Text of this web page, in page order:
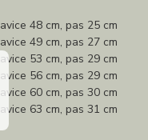
48 cm, pas 25 cm
49 cm, pas 27 cm
53 cm, pas 29 cm
56 cm, pas 29 cm
60 cm, pas 30 cm
63 cm, pas 31 cm